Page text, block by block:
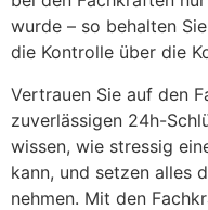
wurde – so behalten
die Kontrolle über die
Vertrauen Sie auf den
zuverlässigen 24h-
wissen, wie stressig
kann, und setzen alles
nehmen. Mit den